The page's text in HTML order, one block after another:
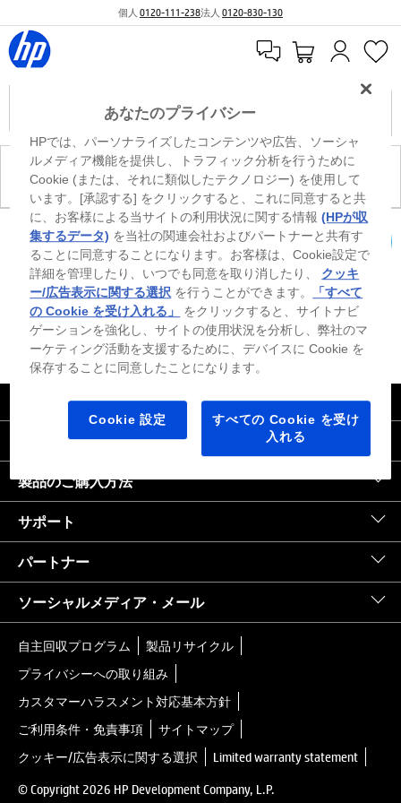
個人 0120-111-238法人 0120-830-130
現在、このカテゴリには商品がありません。
カートを確認
※ Windowsのすべてのエディションまたはバージョンで、すべての機能を使用でき
るわけではありません。Windowsの機能を最大限に活用するには、システムのハ
ードウェア、ドライバー、ソフトウェアのアップグレードおよび/または別途購
入、あるいはBIOSのアップデートが必要になる場合があります。Windowsは自動
的にアップデートされ、有効になります。高速インターネットとMicrosoftアカウ
ントが必要になります。ISPの料金が適用され、今後アップデートの際に要件が追
加される場合があります。http://www.windows.com 外部リンクアイコンをご覧く
ださい。
｜United States HP.com
会社情報
製品のご購入方法
サポート
パートナー
ソーシャルメディア・メール
自主回収プログラム
製品リサイクル
プライバシーへの取り組み
カスタマーハラスメント対応基本方針
ご利用条件・免責事項
サイトマップ
クッキー/広告表示に関する選択
Limited warranty statement
© Copyright 2026 HP Development Company, L.P.
あなたのプライバシー
HPでは、パーソナライズしたコンテンツや広告、ソーシャ
ルメディア機能を提供し、トラフィック分析を行うために
Cookie (または、それに類似したテクノロジー) を使用して
います。[承認する] をクリックすると、これに同意すると共
に、お客様による当サイトの利用状況に関する情報(HPが収
集するデータ) を当社の関連会社およびパートナーと共有す
ることに同意することになります。お客様は、Cookie設定で
詳細を管理したり、いつでも同意を取り消したり、 クッキ
ー/広告表示に関する選択 を行うことができます。
「すべて
の Cookie を受け入れる」
をクリックすると、サイトナビ
ゲーションを強化し、サイトの使用状況を分析し、弊社のマ
ーケティング活動を支援するために、デバイスに Cookie を
保存することに同意したことになります。
Cookie 設定
すべての Cookie を受け
入れる